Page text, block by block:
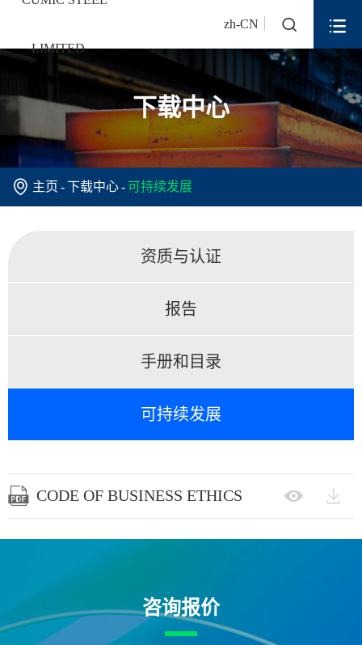
zh-CN  
下载中心
 主页 下载中心 可持续发展
资质与认证
报告
手册和目录
可持续发展
 CODE OF BUSINESS ETHICS  
咨询报价